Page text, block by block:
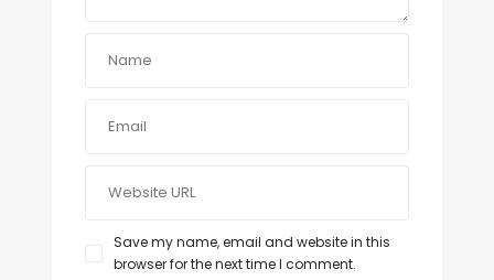
Save my name, email and website in this
browser for the next time I comment.